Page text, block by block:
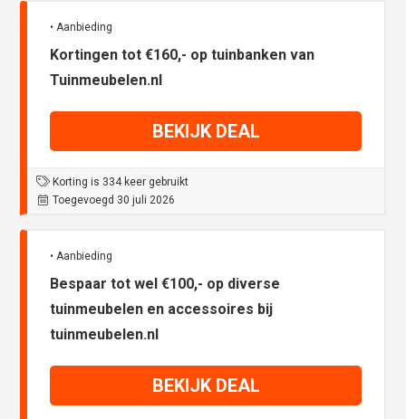
• Aanbieding
Kortingen tot €160,- op tuinbanken van
Tuinmeubelen.nl
BEKIJK DEAL
Korting is 334 keer gebruikt
Toegevoegd 30 juli 2026
• Aanbieding
Bespaar tot wel €100,- op diverse
tuinmeubelen en accessoires bij
tuinmeubelen.nl
BEKIJK DEAL